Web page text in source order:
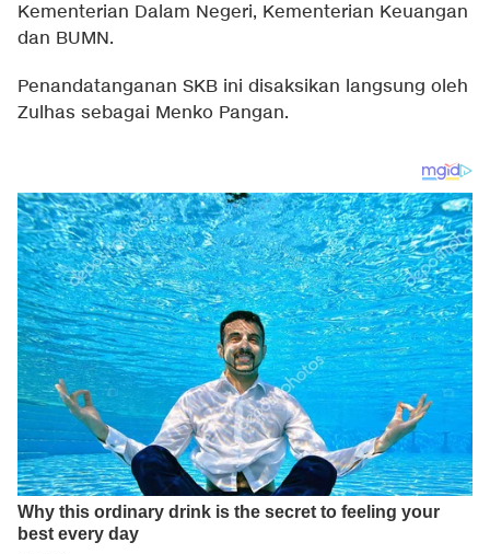
Kementerian Dalam Negeri, Kementerian Keuangan
dan BUMN.
Penandatanganan SKB ini disaksikan langsung oleh
Zulhas sebagai Menko Pangan.